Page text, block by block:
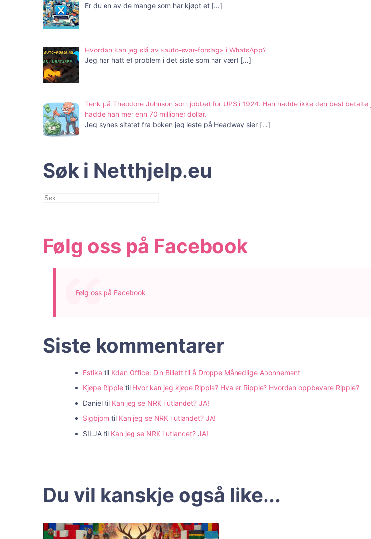
Er du en av de mange som har kjøpt et […]
Hvordan kan jeg slå av «auto-svar-forslag» i WhatsApp?
Jeg har hatt et problem i det siste som har vært […]
Tenk på Theodore Johnson som jobbet for UPS i 1924. Han hadde ikke den best
hadde han mer enn 70 millioner dollar.
Jeg synes sitatet fra boken jeg leste på Headway sier […]
Søk i Netthjelp.eu
Søk
Følg oss på Facebook
Følg oss på Facebook
Siste kommentarer
Estika til Kdan Office: Din Billett til å Droppe Månedlige Abonnement
Kjøpe Ripple til Hvor kan jeg kjøpe Ripple? Hva er Ripple? Hvordan oppbevare Ripple?
Daniel til Kan jeg se NRK i utlandet? JA!
Sigbjorn til Kan jeg se NRK i utlandet? JA!
SILJA til Kan jeg se NRK i utlandet? JA!
Du vil kanskje også like...